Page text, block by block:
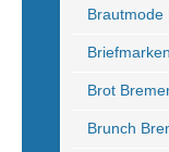
Brautmode
Brot
Brunch